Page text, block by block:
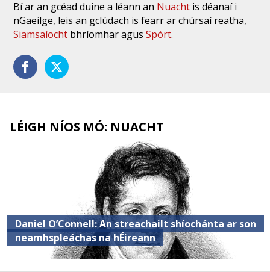
Bí ar an gcéad duine a léann an Nuacht is déanaí i
nGaeilge, leis an gclúdach is fearr ar chúrsaí reatha,
Siamsaíocht bhríomhar agusSpórt.
LÉIGH NÍOS MÓ: NUACHT
Daniel O’Connell: An streachailt shíochánta ar son
neamhspleáchas na hÉireann